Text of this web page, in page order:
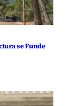
se Funde